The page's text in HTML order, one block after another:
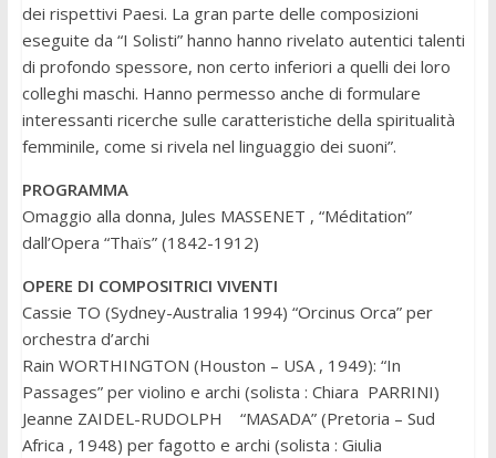
dei rispettivi Paesi. La gran parte delle composizioni
eseguite da “I Solisti” hanno hanno rivelato autentici talenti
di profondo spessore, non certo inferiori a quelli dei loro
colleghi maschi. Hanno permesso anche di formulare
interessanti ricerche sulle caratteristiche della spiritualità
femminile, come si rivela nel linguaggio dei suoni”.
PROGRAMMA
Omaggio alla donna, Jules MASSENET , “Méditation”
dall’Opera “Thaïs” (1842-1912)
OPERE DI COMPOSITRICI VIVENTI
Cassie TO (Sydney-Australia 1994) “Orcinus Orca” per
orchestra d’archi
Rain WORTHINGTON (Houston – USA , 1949): “In
Passages” per violino e archi (solista : Chiara PARRINI)
Jeanne ZAIDEL-RUDOLPH “MASADA” (Pretoria – Sud
Africa , 1948) per fagotto e archi (solista : Giulia